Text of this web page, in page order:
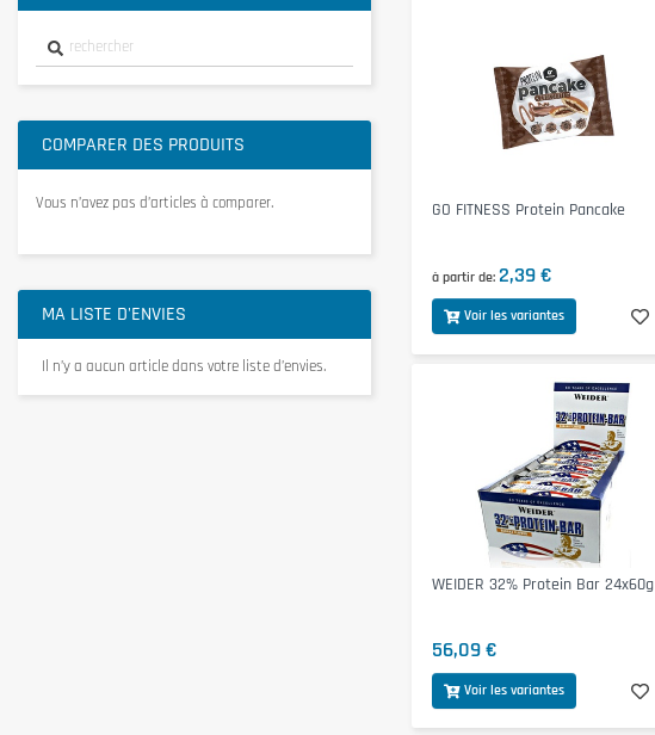
COMPARER DES PRODUITS
Vous n’avez pas d’articles à comparer.
MA LISTE D'ENVIES
Il n’y a aucun article dans votre liste d’envies.
GO FITNESS Protein Pancake
à partir de 2,39 €
Voir les variantes
WEIDER 32% Protein Bar 24x60g
56,09 €
Voir les variantes